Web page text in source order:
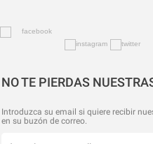
NO TE PIERDAS
Introduzca su email si quiere recibir
en su buzón de correo.